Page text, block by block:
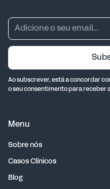
Ao subscrever, está a concordar
o seu consentimento para receber
Menu
Sobre nós
Casos Clínicos
Blog